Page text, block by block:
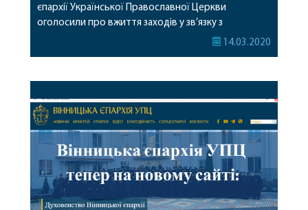
єпархії Української Православної Церкви
оголосили про вжиття заходів у зв’язку з
оголошенням карантину через поширення
особливі молитовні прохання, а духовенство
благословляють виконувати комплекс
профілактичних заходів. Зокрема, в храмах
необхідно частіше проводити вологе прибирання
із застосуванням антисептичних […]
14.03.2020